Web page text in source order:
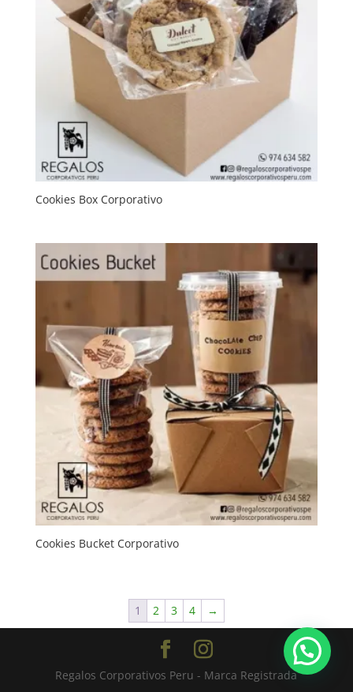
Cookies Box Corporativo
Cookies Bucket Corporativo
1 2 3 4 →
Regalos Corporativos Peru - Marca Registrada